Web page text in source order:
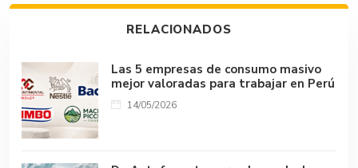
ok p
p
s n tir
RELACIONADOS
Las 5 empresas de consumo masivo
mejor valoradas para trabajar en Perú
14/05/2026